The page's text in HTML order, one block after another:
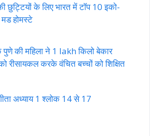
की छुट्टियों के लिए भारत में टॉप 10 इको-
होमस्टे
की महिला ने 1 lakh किलो बेकार
रीसायकल करके वंचित बच्चों को शिक्षित
अध्याय 1 श्लोक 14 से 17